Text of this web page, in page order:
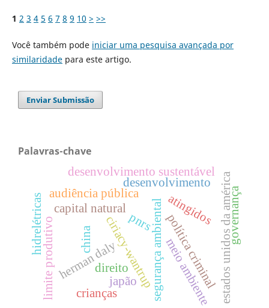
1 2 3 4 5 6 7 8 9 10 > >>
Você também pode iniciar uma pesquisa avançada por
similaridadepara este artigo.
Enviar Submissão
Palavras-chave
ciriacy-wantrup
herman daly segurança ambiental
limite produtivo
capital natural
meio ambiente
política criminalestados unidos da américa
japão
audiência pública atingidos
desenvolvimento
direito
hidrelétricas pnrs
desenvolvimento sustentável
china governança
crianças